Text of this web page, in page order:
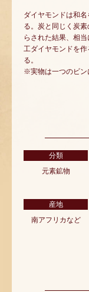
ダイヤモンドは和
る。炭と同じく炭
らされた結果、相
工ダイヤモンドを
る。
※実物は一つのビン
分類
元素鉱物
産地
南アフリカなど